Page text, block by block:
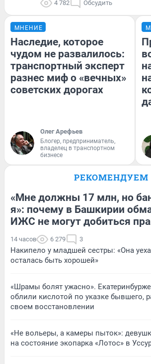
4 782 Обсудить
МНЕНИЕ
Наследие, которое
чудом не развалилось:
транспортный эксперт
разнес миф о «вечных»
советских дорогах
Олег Арефьев
Блогер, предприниматель,
владелец в транспортном
бизнесе
РЕКОМЕНДУЕМ
«Мне должны 17 млн, но
я»: почему в Башкирии
ИЖС не могут добиться
14 часов 6 279 3
Накипело у младшей сестры: «Она
осталась быть хорошей»
«Шрамы болят ужасно».
облили кислотой по указке бывшего,
своем восстановлении
«Не вольеры, а камеры пыток»:
на состояние экопарка «Лотос» в